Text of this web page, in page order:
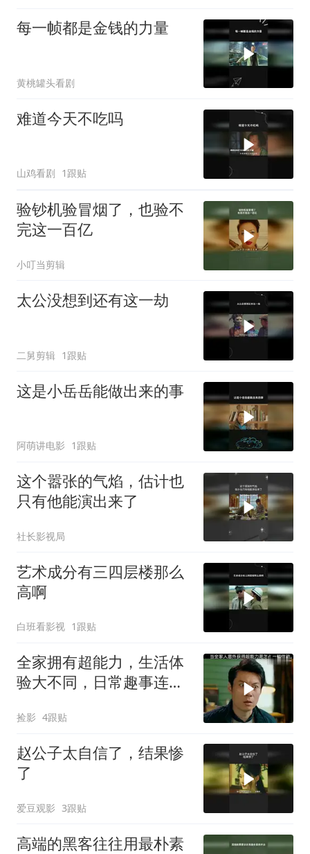
每一帧都是金钱的力量
黄桃罐头看剧
难道今天不吃吗
山鸡看剧 1跟贴
验钞机验冒烟了，也验不
完这一百亿
小叮当剪辑
太公没想到还有这一劫
二舅剪辑 1跟贴
这是小岳岳能做出来的事
阿萌讲电影 1跟贴
这个嚣张的气焰，估计也
只有他能演出来了
社长影视局
艺术成分有三四层楼那么
高啊
白班看影视 1跟贴
全家拥有超能力，生活体
验大不同，日常趣事连连
捡影 4跟贴
赵公子太自信了，结果惨
了
爱豆观影 3跟贴
高端的黑客往往用最朴素